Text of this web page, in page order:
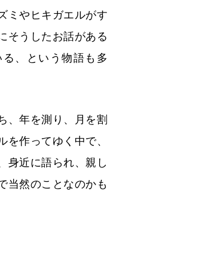
ミやヒキガエルがす
そうしたお話がある
、という物語も多
、年を測り、月を割
を作ってゆく中で、
身近に語られ、親し
当然のことなのかも